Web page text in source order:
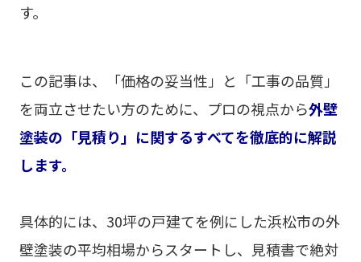
す。
この記事は、「価格の妥当性」と「工事の品質」
を両立させたい方のために、プロの視点から外壁
塗装の「見積り」に関するすべてを徹底的に解説
します。
具体的には、30坪の戸建てを例にした浜松市の外
壁塗装の平均相場からスタートし、見積書で絶対